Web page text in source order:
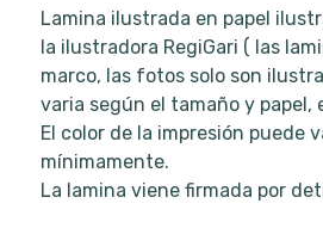
Lamina ilustrada en papel
la ilustradora RegiGari ( las
marco, las fotos solo son
varia según el tamaño y papel,
El color de la impresión puede
mínimamente.
La lamina viene firmada por